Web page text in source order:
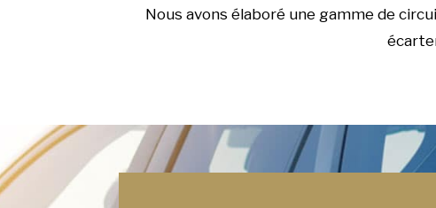
Nous avons élaboré une gamme de